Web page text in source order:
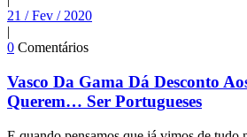
21 / Fev / 2020
|
0 Comentários
Vasco Da Gama Dá Desconto
Querem… Ser Portugueses